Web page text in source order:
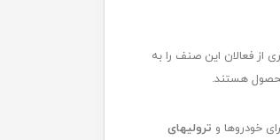
از فعالان این صنف را به
محصول هستند.
خودروها و ترولیهای